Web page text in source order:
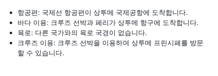
항공편: 국제선 항공편이 상투메 국제공항에 도착합니다.
바다 이용: 크루즈 선박과 페리가 상투메 항구에 도착합니다.
육로: 다른 국가와의 육로 국경이 없습니다.
크루즈 이용: 크루즈 선박을 이용하여 상투메 프린시페를 방문
할 수 있습니다.